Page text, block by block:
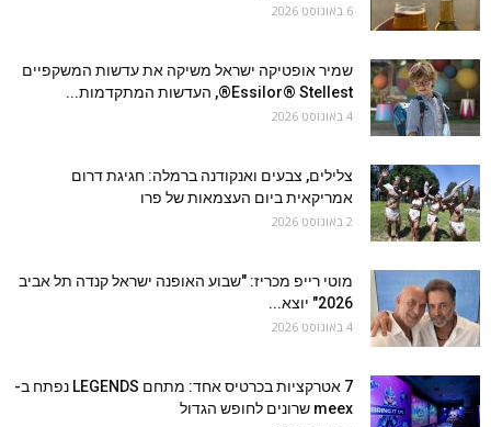
6 באוגוסט 2026
שמיר אופטיקה ישראל משיקה את עדשות המשקפיים
Essilor® Stellest®, העדשות המתקדמות...
4 באוגוסט 2026
צלילים, צבעים ואנקודנה ברמלה: חגיגת דרום
אמריקאית ביום העצמאות של פרו
2 באוגוסט 2026
מוטי רייפ מכריז: "שבוע האופנה ישראל קנדה תל אביב
2026" יוצא...
4 באוגוסט 2026
7 אטרקציות בכרטיס אחד: מתחם LEGENDS נפתח ב-
meex שרונים לחופש הגדול